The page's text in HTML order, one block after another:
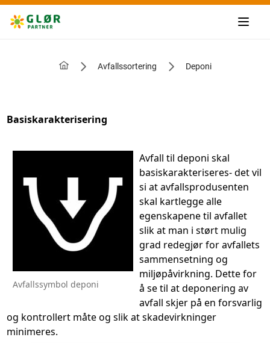
Avfallssortering Deponi
Basiskarakterisering
Avfallssymbol deponi
Avfall til deponi skal
basiskarakteriseres- det vil
si at avfallsprodusenten
skal kartlegge alle
egenskapene til avfallet
slik at man i størt mulig
grad redegjør for avfallets
sammensetning og
miljøpåvirkning. Dette for
å se til at deponering av
avfall skjer på en forsvarlig
og kontrollert måte og slik at skadevirkninger
minimeres.